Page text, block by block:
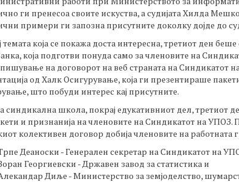
ги пренесоа своите искуства, а судијата Хилда
примери ги запозна присутните доколку дојде до
темата која се покажа доста интересна, третиот ден
која подготви понуда само за членовите на
на договорот на веб страната на Синдикатот
од Халк Осигурување, која ги презентираше
што побуди интерес кај присутните.
синдикална школа, покрај едукативниот дел, третиот
и признанија на членовите на Синдикатот на УПОЗ.
колективен договор добија членовите на работната
Деаноски - Генерален секретар на Синдикатот на
Георгиевски - Државен завод за статистика и
Диље - Министерство за земјоделство,